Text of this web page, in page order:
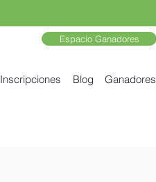
Espacio Ganadores
Inscripciones Blog Ganadores